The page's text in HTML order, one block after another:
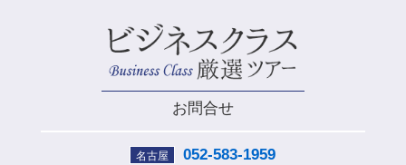
お問合せ
名古屋 052-583-1959